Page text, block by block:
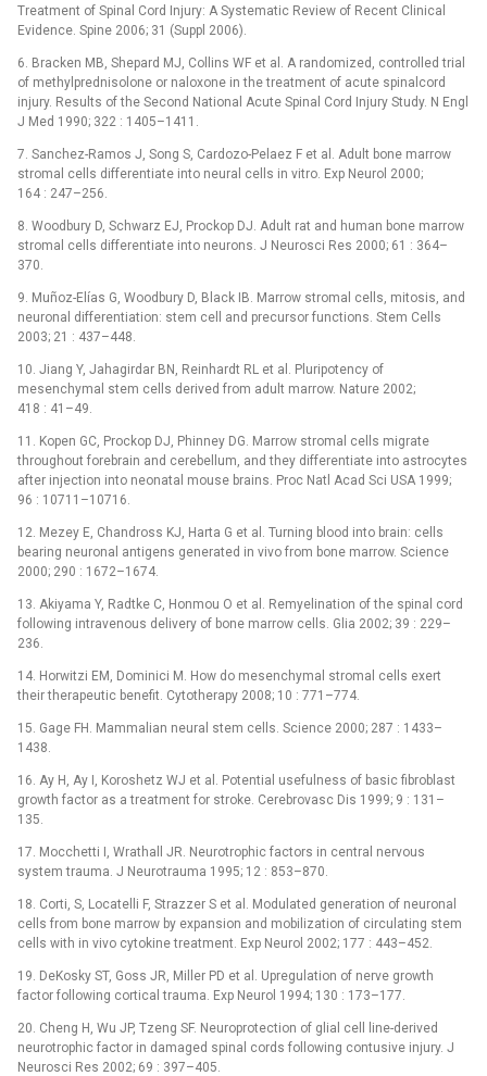
Treatment of Spinal Cord Injury: A Systematic Review of Recent Clinical
Evidence. Spine 2006; 31 (Suppl 2006).
6. Bracken MB, Shepard MJ, Collins WF et al. A randomized, controlled trial
of methylprednisolone or naloxone in the treatment of acute spinalcord
injury. Results of the Second National Acute Spinal Cord Injury Study. N Engl
J Med 1990; 322 : 1405–1411.
7. Sanchez-Ramos J, Song S, Cardozo-Pelaez F et al. Adult bone marrow
stromal cells differentiate into neural cells in vitro. Exp Neurol 2000;
164 : 247–256.
8. Woodbury D, Schwarz EJ, Prockop DJ. Adult rat and human bone marrow
stromal cells differentiate into neurons. J Neurosci Res 2000; 61 : 364–
370.
9. Muñoz-Elías G, Woodbury D, Black IB. Marrow stromal cells, mitosis, and
neuronal differentiation: stem cell and precursor functions. Stem Cells
2003; 21 : 437–448.
10. Jiang Y, Jahagirdar BN, Reinhardt RL et al. Pluripotency of
mesenchymal stem cells derived from adult marrow. Nature 2002;
418 : 41–49.
11. Kopen GC, Prockop DJ, Phinney DG. Marrow stromal cells migrate
throughout forebrain and cerebellum, and they differentiate into astrocytes
after injection into neonatal mouse brains. Proc Natl Acad Sci USA 1999;
96 : 10711–10716.
12. Mezey E, Chandross KJ, Harta G et al. Turning blood into brain: cells
bearing neuronal antigens generated in vivo from bone marrow. Science
2000; 290 : 1672–1674.
13. Akiyama Y, Radtke C, Honmou O et al. Remyelination of the spinal cord
following intravenous delivery of bone marrow cells. Glia 2002; 39 : 229–
236.
14. Horwitzi EM, Dominici M. How do mesenchymal stromal cells exert
their therapeutic benefit. Cytotherapy 2008; 10 : 771–774.
15. Gage FH. Mammalian neural stem cells. Science 2000; 287 : 1433–
1438.
16. Ay H, Ay I, Koroshetz WJ et al. Potential usefulness of basic fibroblast
growth factor as a treatment for stroke. Cerebrovasc Dis 1999; 9 : 131–
135.
17. Mocchetti I, Wrathall JR. Neurotrophic factors in central nervous
system trauma. J Neurotrauma 1995; 12 : 853–870.
18. Corti, S, Locatelli F, Strazzer S et al. Modulated generation of neuronal
cells from bone marrow by expansion and mobilization of circulating stem
cells with in vivo cytokine treatment. Exp Neurol 2002; 177 : 443–452.
19. DeKosky ST, Goss JR, Miller PD et al. Upregulation of nerve growth
factor following cortical trauma. Exp Neurol 1994; 130 : 173–177.
20. Cheng H, Wu JP, Tzeng SF. Neuroprotection of glial cell line-derived
neurotrophic factor in damaged spinal cords following contusive injury. J
Neurosci Res 2002; 69 : 397–405.